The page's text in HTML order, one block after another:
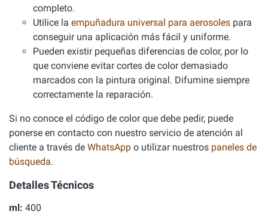
completo.
Utilice la empuñadura universal para aerosoles para
conseguir una aplicación más fácil y uniforme.
Pueden existir pequeñas diferencias de color, por lo
que conviene evitar cortes de color demasiado
marcados con la pintura original. Difumine siempre
correctamente la reparación.
Si no conoce el código de color que debe pedir, puede
ponerse en contacto con nuestro servicio de atención al
cliente a través de WhatsApp o utilizar nuestros paneles de
búsqueda.
Detalles Técnicos
ml: 400